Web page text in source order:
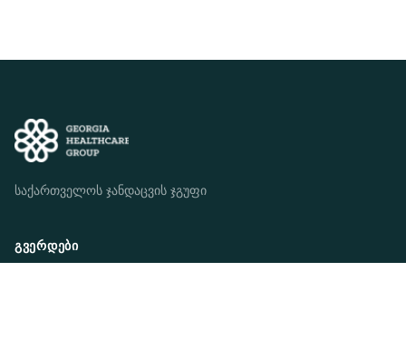
საქართველოს ჯანდაცვის ჯგუფი
ᲒᲕᲔᲠᲓᲔᲑᲘ